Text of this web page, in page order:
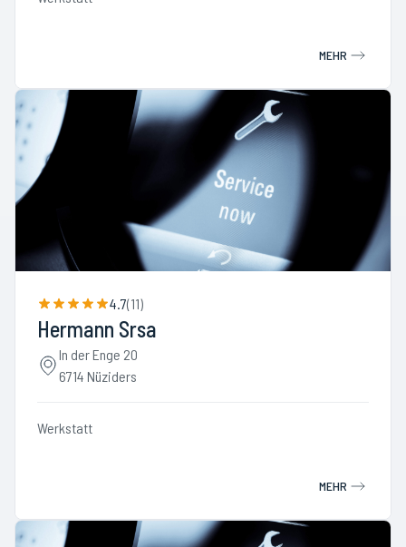
MEHR
4.7(11)
Hermann Srsa
In der Enge 20
6714 Nüziders
Werkstatt
MEHR